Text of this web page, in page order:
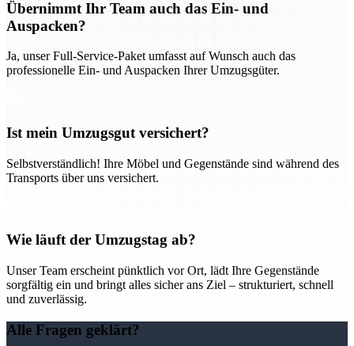
Übernimmt Ihr Team auch das Ein- und
Auspacken?
Ja, unser Full-Service-Paket umfasst auf Wunsch auch das
professionelle Ein- und Auspacken Ihrer Umzugsgüter.
Ist mein Umzugsgut versichert?
Selbstverständlich! Ihre Möbel und Gegenstände sind während des
Transports über uns versichert.
Wie läuft der Umzugstag ab?
Unser Team erscheint pünktlich vor Ort, lädt Ihre Gegenstände
sorgfältig ein und bringt alles sicher ans Ziel – strukturiert, schnell
und zuverlässig.
Alle Fragen geklärt?